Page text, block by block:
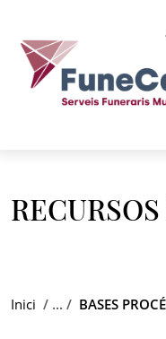
Inici BASES PROCÉS DE